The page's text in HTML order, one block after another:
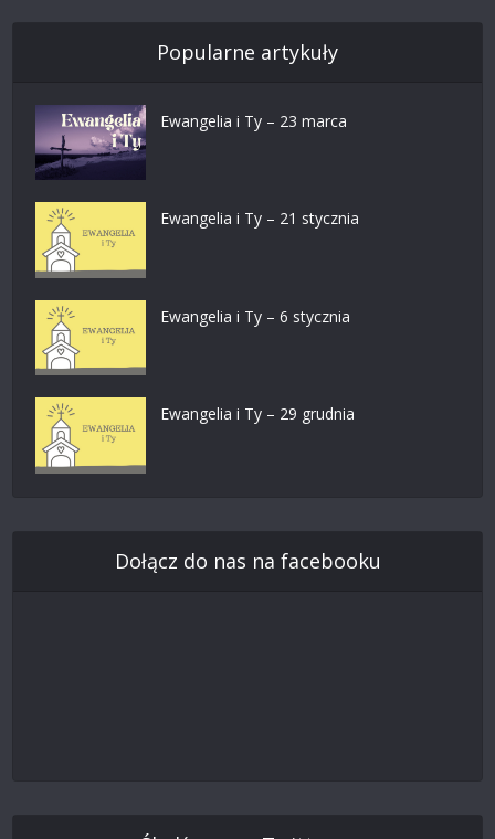
Popularne artykuły
Ewangelia i Ty – 23 marca
Ewangelia i Ty – 21 stycznia
Ewangelia i Ty – 6 stycznia
Ewangelia i Ty – 29 grudnia
Dołącz do nas na facebooku